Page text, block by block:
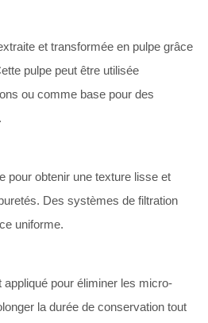
et transformée en pulpe grâce
pulpe peut être utilisée
ou comme base pour des
pour obtenir une texture lisse et
Des systèmes de filtration
uniforme.
pour éliminer les micro-
la durée de conservation tout